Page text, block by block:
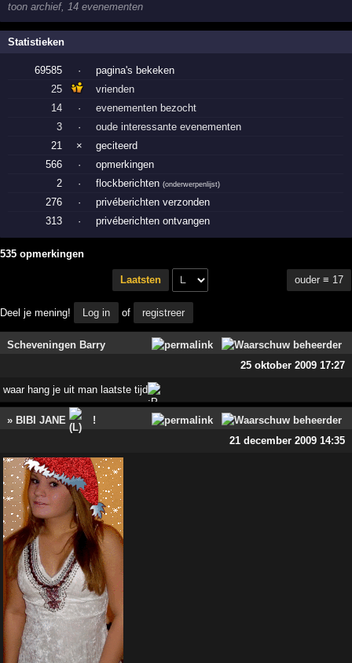
toon archief, 14 evenementen
Statistieken
69585 ·
pagina's bekeken
25
vrienden
14
·
evenementen bezocht
3
·
oude interessante evenementen
21
×
geciteerd
566
·
opmerkingen
2
· flockberichten(onderwerpenlijst)
276 ·
privéberichten verzonden
313
· privéberichten ontvangen
535 opmerkingen
Laatsten ouder ≡ 17
Deel je mening! Log in of registreer
Scheveningen Barry
25 oktober 2009 17:27
waar hang je uit man laatste tijd
» BIBI JANE
!
21 december 2009 14:35